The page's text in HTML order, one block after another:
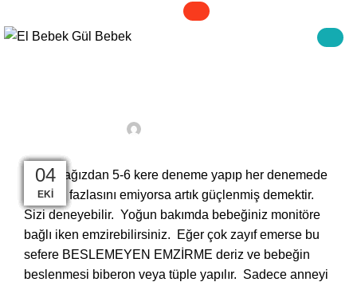
HASTANEDE
Bebek ağızdan 5-6 kere deneme yapıp her denemede
yarıdan fazlasını emiyorsa artık güçlenmiş demektir.
Sizi deneyebilir. Yoğun bakımda bebeğiniz monitöre
bağlı iken emzirebilirsiniz. Eğer çok zayıf emerse bu
sefere BESLEMEYEN EMZİRME deriz ve bebeğin
beslenmesi biberon veya tüple yapılır. Sadece anneyi
06
AĞU
06
AĞU
06
AĞU
06
AĞU
06
AĞU
06
AĞU
06
AĞU
04
EKI
04
EKI
04
EKI
04
EKI
04
EKI